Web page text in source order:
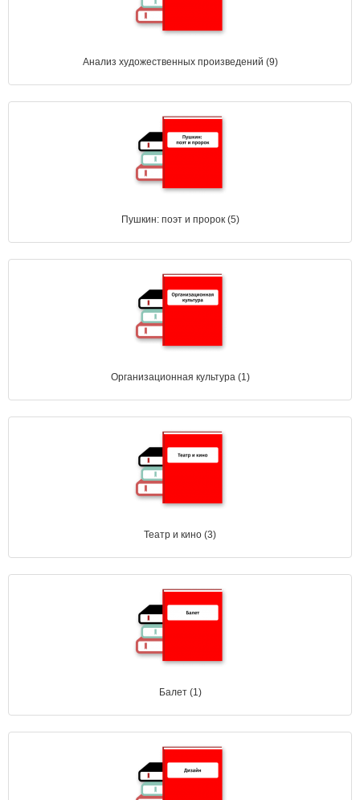
Анализ художественных произведений (9)
Пушкин: поэт и пророк (5)
Организационная культура (1)
Театр и кино (3)
Балет (1)